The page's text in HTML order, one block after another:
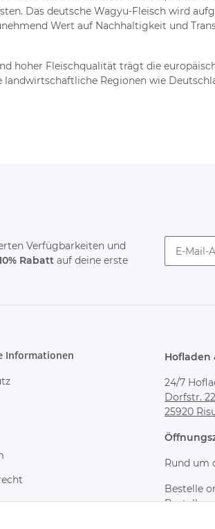
Das deutsche Wagyu-Fleisch wird
Wert auf Nachhaltigkeit und
hoher Fleischqualität trägt die
Regionen wie
Verfügbarkeiten und
Rabatt auf deine erste
Informationen Hofladen
24/7
Dorfstr.
25920
Rund um
Bestelle